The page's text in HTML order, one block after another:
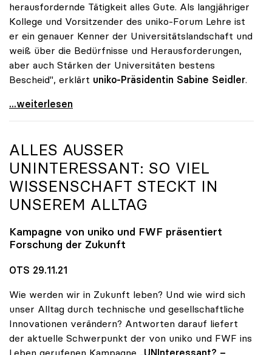
herausfordernde Tätigkeit alles Gute. Als langjähriger
Kollege und Vorsitzender des uniko-Forum Lehre ist
er ein genauer Kenner der Universitätslandschaft und
weiß über die Bedürfnisse und Herausforderungen,
aber auch Stärken der Universitäten bestens
Bescheid", erklärt uniko-Präsidentin Sabine Seidler.
uniko gratuliert Martin Polaschek zur Bestellung
...weiterlesen
ALLES AUSSER U
NINTERESSANT: SO VIEL W
ISSENSCHAFT STECKT IN U
NSEREM ALLTAG
Kampagne von uniko und FWF präsentiert
Forschung der Zukunft
OTS 29.11.21
Wie werden wir in Zukunft leben? Und wie wird sich
unser Alltag durch technische und gesellschaftliche
Innovationen verändern? Antworten darauf liefert
der aktuelle Schwerpunkt der von uniko und FWF ins
Leben gerufenen Kampagne „UNInteressant? –